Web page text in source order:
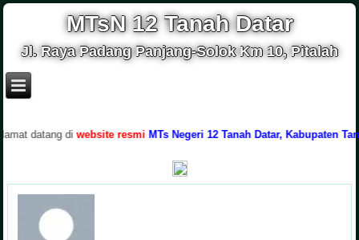
MTsN 12 Tanah Datar
Jl. Raya Padang Panjang-Solok Km 10, Pitalah
datang diwebsite resmi MTs Negeri 12 Tanah Datar, Kabupaten Tanah